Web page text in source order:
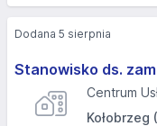
Stanowisko ds.
Centrum
Kołobrzeg
Dodana 5 sierpnia